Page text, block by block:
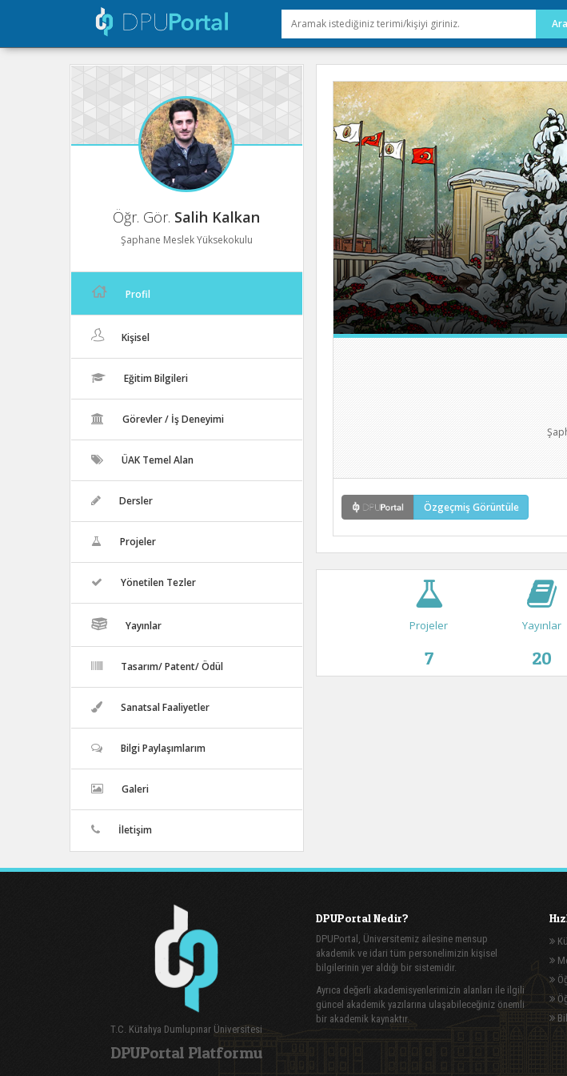
Öğr. Gör. Salih Kalkan
Şaphane Meslek Yüksekokulu
Profil
Kişisel
Eğitim Bilgileri
Görevler / İş Deneyimi
ÜAK Temel Alan
Dersler
Projeler
Yönetilen Tezler
Yayınlar
Tasarım/ Patent/ Ödül
Sanatsal Faaliyetler
Bilgi Paylaşımlarım
Galeri
İletişim
Özgeçmiş Görüntüle
Projeler
7
Yayınlar
20
T.C. Kütahya Dumlupınar Üniversitesi
DPUPortal Platformu
DPUPortal Nedir?
DPUPortal, Üniversitemiz ailesine mensup
akademik ve idari tüm personelimizin kişisel
bilgilerinin yer aldığı bir sistemidir.
Ayrıca değerli akademisyenlerimizin alanları ile ilgili
güncel akademik yazılarına ulaşabileceğiniz önemli
bir akademik kaynaktır.